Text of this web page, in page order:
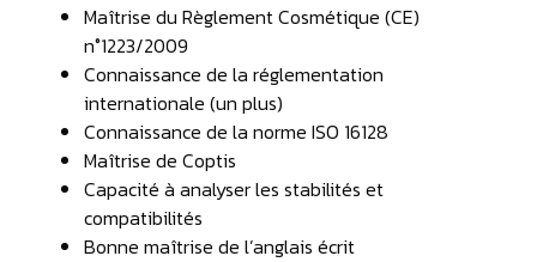
Maîtrise du Règlement Cosmétique (CE)
n°1223/2009
Connaissance de la réglementation
internationale (un plus)
Connaissance de la norme ISO 16128
Maîtrise de Coptis
Capacité à analyser les stabilités et
compatibilités
Bonne maîtrise de l’anglais écrit